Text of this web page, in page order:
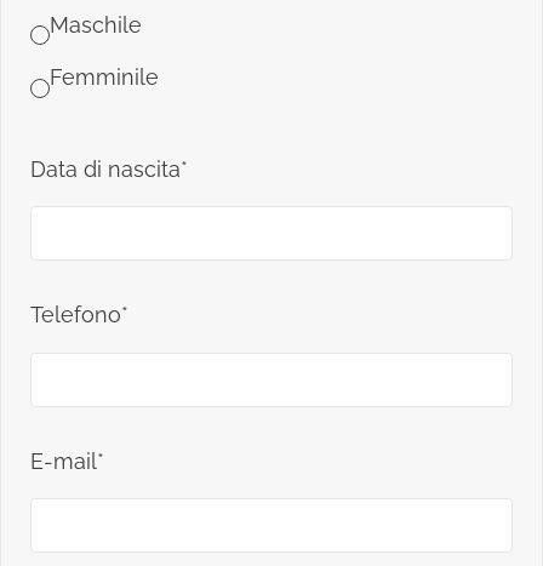
Maschile
Femminile
Data di nascita*
Telefono*
E-mail*